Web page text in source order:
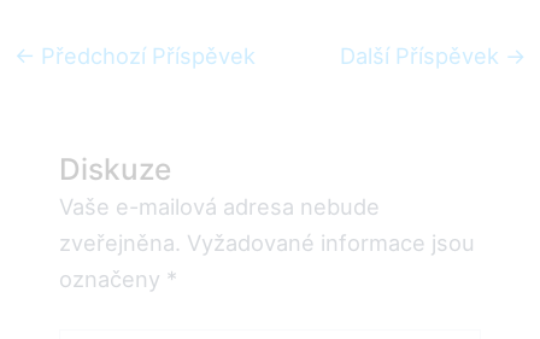
Post
← Předchozí Příspěvek Další Příspěvek →
Diskuze
Vaše e-mailová adresa nebude
zveřejněna. Vyžadované informace jsou
označeny *